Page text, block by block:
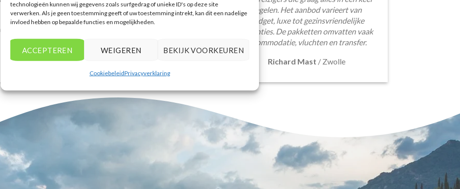
technologieën kunnen wij gegevens zoals surfgedrag of unieke ID's op deze site
verwerken. Als je geen toestemming geeft of uw toestemming intrekt, kan dit een nadelige
invloed hebben op bepaalde functies en mogelijkheden.
ACCEPTEREN WEIGEREN BEKIJK VOORKEUREN
CookiebeleidPrivacyverklaring
Tim Beukers/Tilburg
regelen. Het aanbod varieert van
budget, luxe tot gezinsvriendelijke
vakanties. De pakketten omvatten vaak
accommodatie, vluchten en transfer.
Richard Mast / Zwolle